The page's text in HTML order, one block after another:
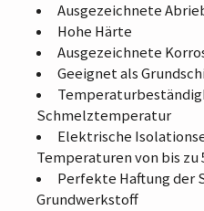
Ausgezeichnete
Hohe Härte
Ausgezeichnete
Geeignet als
Schmelztemperatur
Elektrische
Temperaturen von bis zu
Perfekte Haftung der
Grundwerkstoff